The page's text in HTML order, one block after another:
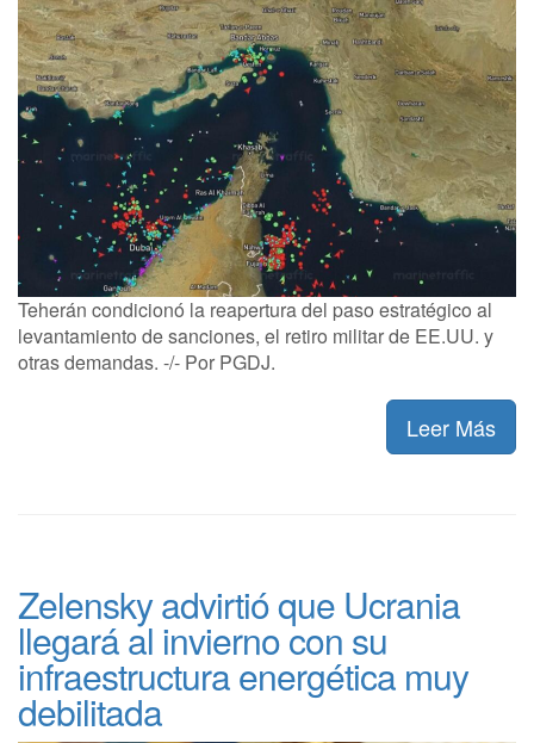
Teherán condicionó la reapertura del paso estratégico al
levantamiento de sanciones, el retiro militar de EE.UU. y
otras demandas. -/- Por PGDJ.
Leer Más
Zelensky advirtió que Ucrania
llegará al invierno con su
infraestructura energética muy
debilitada